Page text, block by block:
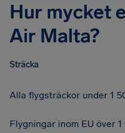
Hur mycket
Air Malta?
Sträcka
Alla flygsträckor under 1
Flygningar inom EU över 1